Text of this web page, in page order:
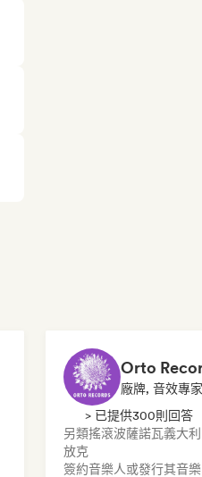
Orto
廠牌, 音效專家
> 已提供300則回答
另類搖滾波薩諾瓦義大
放克
簽約音樂人或發行其音樂